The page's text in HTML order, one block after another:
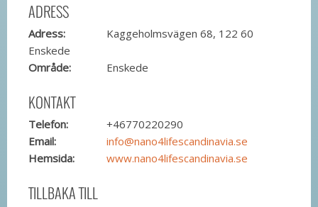
ADRESS
Adress:
Kaggeholmsvägen 68, 122 60
Enskede
Område:
Enskede
KONTAKT
Telefon:
+46770220290
Email:
info@nano4lifescandinavia.se
Hemsida:
www.nano4lifescandinavia.se
TILLBAKA TILL